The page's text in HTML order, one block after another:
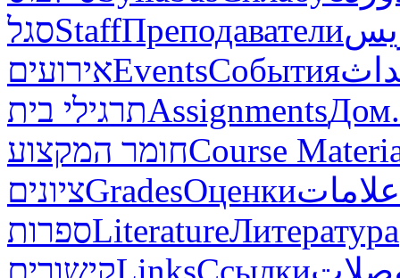
סגלStaffПреподаватели
אירועיםEventsСобытия
תרגילי ביתAssignmentsДом.
חומר המקצועCourse
ציוניםGradesОценкиعلامات
ספרותLiteratureЛитература